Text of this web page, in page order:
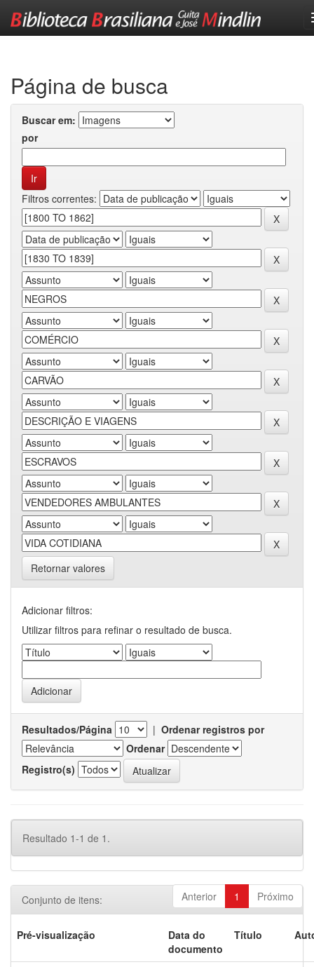
Página de busca
Buscar em:
por
Filtros correntes:
Retornar valores
Adicionar filtros:
Utilizar filtros para refinar o resultado de busca.
Resultados/Página | Ordenar registros por
Ordenar
Registro(s)
Resultado 1-1 de 1.
Anterior 1 Próximo
Conjunto de itens:
Pré-visualização
Data do
documento
Título